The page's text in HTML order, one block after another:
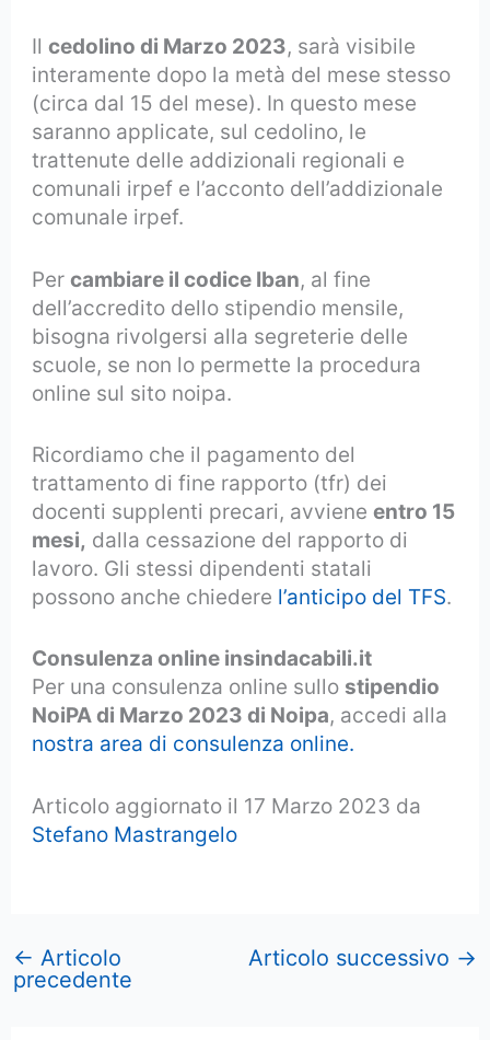
Ilcedolino di Marzo 2023, sarà visibile
interamente dopo la metà del mese stesso
(circa dal 15 del mese). In questo mese
saranno applicate, sul cedolino, le
trattenute delle addizionali regionali e
comunali irpef e l’acconto dell’addizionale
comunale irpef.
Percambiare il codice Iban, al fine
dell’accredito dello stipendio mensile,
bisogna rivolgersi alla segreterie delle
scuole, se non lo permette la procedura
online sul sito noipa.
Ricordiamo che il pagamento del
trattamento di fine rapporto (tfr) dei
docenti supplenti precari, avvieneentro 15
mesi, dalla cessazione del rapporto di
lavoro. Gli stessi dipendenti statali
possono anche chiedere l’anticipo del TFS.
Consulenza online insindacabili.it
Per una consulenza online sullo stipendio
NoiPA di Marzo 2023 di Noipa, accedi alla
nostra area di consulenza online.
Articolo aggiornato il 17 Marzo 2023 da
Stefano Mastrangelo
← Articolo
precedente
Articolo successivo →